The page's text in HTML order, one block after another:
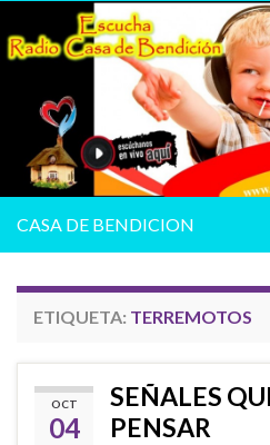
CASA DE BENDICION
ETIQUETA: TERREMOTOS
OCT
04
SEÑALES
PENSAR